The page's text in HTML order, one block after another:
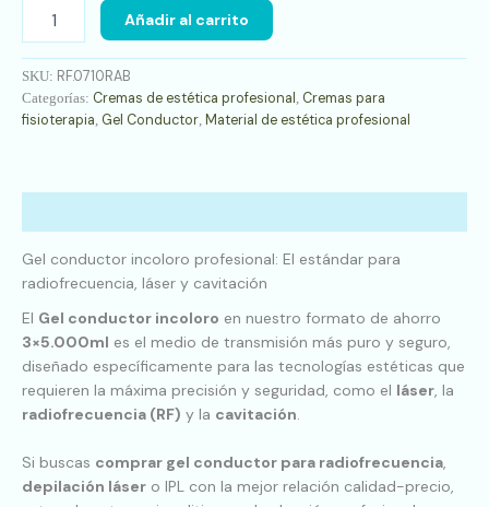
Añadir al carrito
SKU: RF.0710RAB
Categorías: Cremas de estética profesional , Cremas para
fisioterapia, Gel Conductor, Material de estética profesional
Gel conductor incoloro profesional: El estándar para
radiofrecuencia, láser y cavitación
El Gel conductor incoloro en nuestro formato de ahorro
3×5.000ml es el medio de transmisión más puro y seguro,
diseñado específicamente para las tecnologías estéticas que
requieren la máxima precisión y seguridad, como el láser, la
radiofrecuencia (RF) y la cavitación.
Si buscas comprar gel conductor para radiofrecuencia,
depilación láser o IPL con la mejor relación calidad-precio,